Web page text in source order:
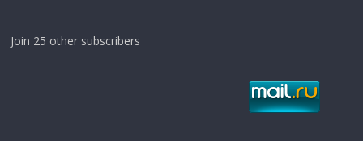
Join 25 other subscribers